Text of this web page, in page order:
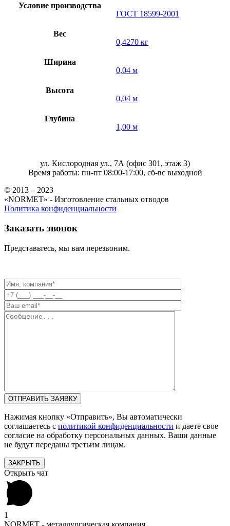
Условие производства
ГОСТ 18599-2001
Вес
0,4270 кг
Ширина
0,04 м
Высота
0,04 м
Глубина
1,00 м
ул. Кислородная ул., 7А (офис 301, этаж 3)
Время работы: пн-пт 08:00-17:00, сб-вс выходной
© 2013 – 2023
«NORMET» - Изготовление стальных отводов
Политика конфиденциальности
Заказать звонок
Представьтесь, мы вам перезвоним.
Нажимая кнопку «Отправить», Вы автоматически
соглашаетесь с политикой конфиденциальности и даете свое
согласие на обработку персональных данных. Ваши данные
не будут переданы третьим лицам.
ЗАКРЫТЬ
Открыть чат
1